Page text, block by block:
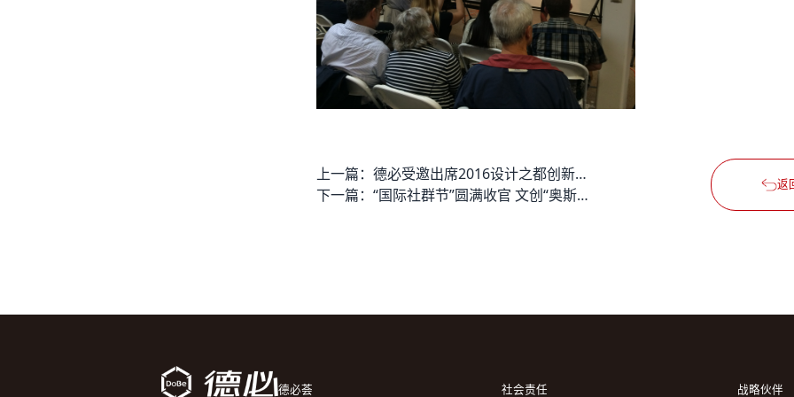
上一篇：
德必受邀出席2016设计之都创新趋势峰会
下一篇：
“国际社群节”圆满收官 文创“奥斯卡”各奖项颁布 “轻公司生态圈”深度互联共促发展
返
德必荟 社会责任 战略伙伴